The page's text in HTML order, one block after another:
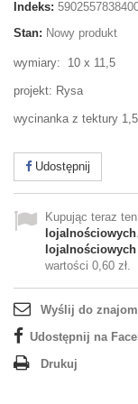
Indeks:
Stan: Nowy produkt
wymiary: 10 x 11,5
projekt: Rysa
wycinanka z tektury
Udostępnij
Kupując teraz
lojalnościowych
lojalnościowych
wartości 0,60 zł.
Wyślij do
Udostępnij na
Drukuj